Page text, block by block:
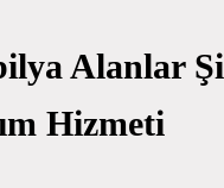
Alanlar
Hizmeti